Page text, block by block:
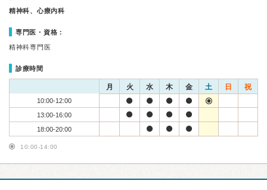
精神科、心療内科
専門医・資格：
精神科専門医
診療時間
月 火 水 木 金 土 日 祝
10:00-12:00
13:00-16:00
18:00-20:00
10:00-14:00